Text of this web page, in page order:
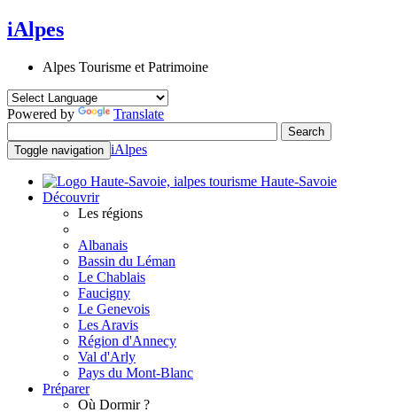
iAlpes
Alpes Tourisme et Patrimoine
Powered by Translate
Toggle navigation iAlpes
Haute-Savoie
Découvrir
Les régions
Albanais
Bassin du Léman
Le Chablais
Faucigny
Le Genevois
Les Aravis
Région d'Annecy
Val d'Arly
Pays du Mont-Blanc
Préparer
Où Dormir ?